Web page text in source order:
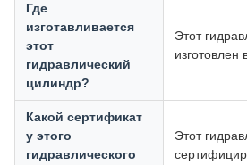
Где
изготавливается
этот
гидравлический
цилиндр?
Этот
изготовлен
Какой сертификат
у этого
гидравлического
Этот